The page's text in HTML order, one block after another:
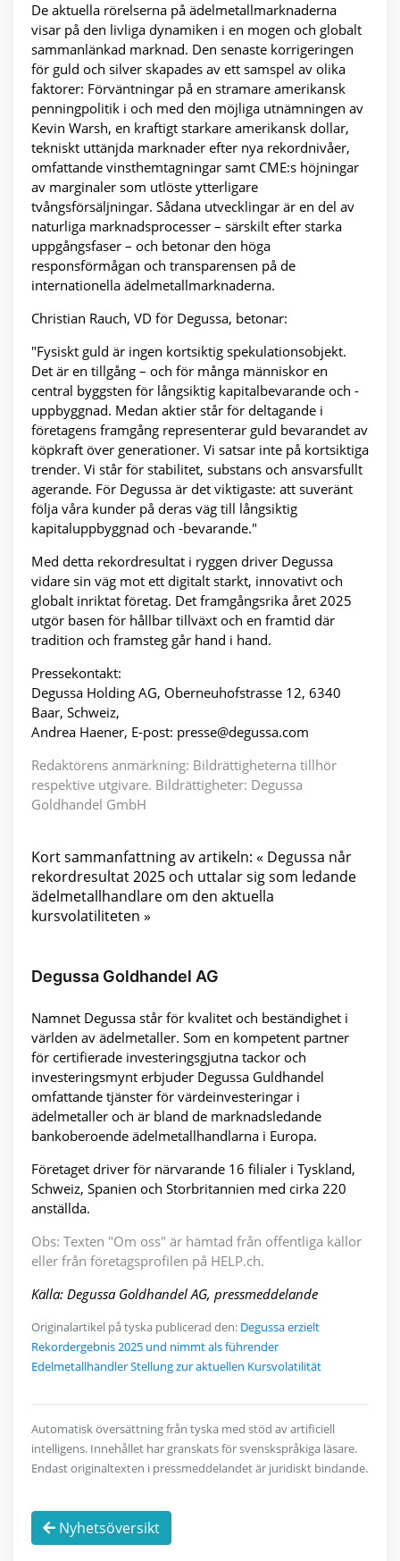
De aktuella rörelserna på ädelmetallmarknaderna
visar på den livliga dynamiken i en mogen och globalt
sammanlänkad marknad. Den senaste korrigeringen
för guld och silver skapades av ett samspel av olika
faktorer: Förväntningar på en stramare amerikansk
penningpolitik i och med den möjliga utnämningen av
Kevin Warsh, en kraftigt starkare amerikansk dollar,
tekniskt uttänjda marknader efter nya rekordnivåer,
omfattande vinsthemtagningar samt CME:s höjningar
av marginaler som utlöste ytterligare
tvångsförsäljningar. Sådana utvecklingar är en del av
naturliga marknadsprocesser – särskilt efter starka
uppgångsfaser – och betonar den höga
responsförmågan och transparensen på de
internationella ädelmetallmarknaderna.
Christian Rauch, VD för Degussa, betonar:
"Fysiskt guld är ingen kortsiktig spekulationsobjekt.
Det är en tillgång – och för många människor en
central byggsten för långsiktig kapitalbevarande och -
uppbyggnad. Medan aktier står för deltagande i
företagens framgång representerar guld bevarandet av
köpkraft över generationer. Vi satsar inte på kortsiktiga
trender. Vi står för stabilitet, substans och ansvarsfullt
agerande. För Degussa är det viktigaste: att suveränt
följa våra kunder på deras väg till långsiktig
kapitaluppbyggnad och -bevarande."
Med detta rekordresultat i ryggen driver Degussa
vidare sin väg mot ett digitalt starkt, innovativt och
globalt inriktat företag. Det framgångsrika året 2025
utgör basen för hållbar tillväxt och en framtid där
tradition och framsteg går hand i hand.
Pressekontakt:
Degussa Holding AG, Oberneuhofstrasse 12, 6340
Baar, Schweiz,
Andrea Haener, E-post: presse@degussa.com
Redaktörens anmärkning: Bildrättigheterna tillhör
respektive utgivare. Bildrättigheter: Degussa
Goldhandel GmbH
Kort sammanfattning av artikeln: « Degussa når
rekordresultat 2025 och uttalar sig som ledande
ädelmetallhandlare om den aktuella
kursvolatiliteten »
Degussa Goldhandel AG
Namnet Degussa står för kvalitet och beständighet i
världen av ädelmetaller. Som en kompetent partner
för certifierade investeringsgjutna tackor och
investeringsmynt erbjuder Degussa Guldhandel
omfattande tjänster för värdeinvesteringar i
ädelmetaller och är bland de marknadsledande
bankoberoende ädelmetallhandlarna i Europa.
Företaget driver för närvarande 16 filialer i Tyskland,
Schweiz, Spanien och Storbritannien med cirka 220
anställda.
Obs: Texten "Om oss" är hämtad från offentliga källor
eller från företagsprofilen på HELP.ch.
Källa: Degussa Goldhandel AG, pressmeddelande
Originalartikel på tyska publicerad den: Degussa erzielt
Rekordergebnis 2025 und nimmt als führender
Edelmetallhändler Stellung zur aktuellen Kursvolatilität
Automatisk översättning från tyska med stöd av artificiell
intelligens. Innehållet har granskats för svenskspråkiga läsare.
Endast originaltexten i pressmeddelandet är juridiskt bindande.
Nyhetsöversikt